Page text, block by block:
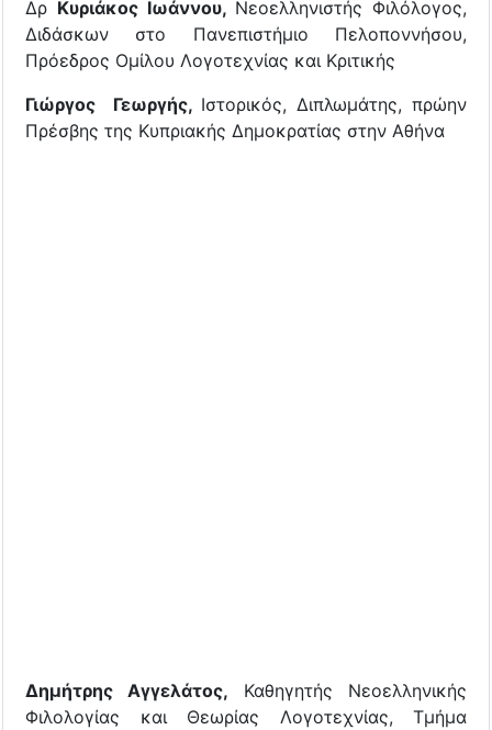
Δρ Κυριάκος Ιωάννου, Νεοελληνιστής Φιλόλογος,
Διδάσκων στο Πανεπιστήμιο Πελοποννήσου,
Πρόεδρος Ομίλου Λογοτεχνίας και Κριτικής
Γιώργος Γεωργής, Ιστορικός, Διπλωμάτης, πρώην
Πρέσβης της Κυπριακής Δημοκρατίας στην Αθήνα
Δημήτρης Αγγελάτος, Καθηγητής Νεοελληνικής
Φιλολογίας και Θεωρίας Λογοτεχνίας, Τμήμα